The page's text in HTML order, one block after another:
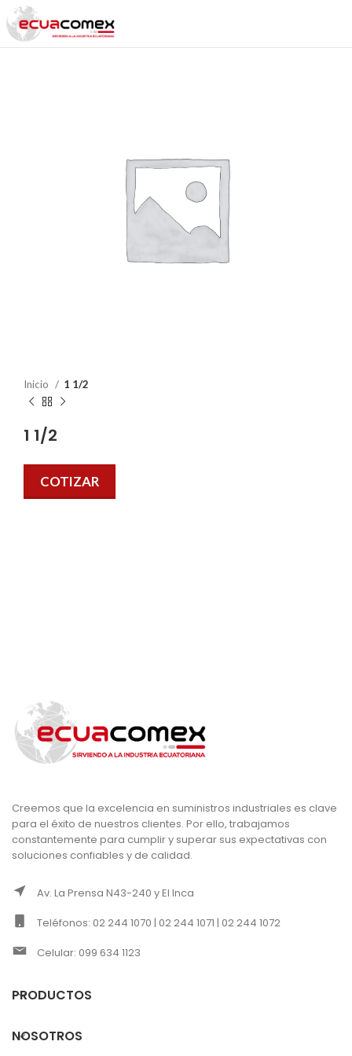
Inicio 1 1/2
1 1/2
COTIZAR
Creemos que la excelencia en suministros industriales es clave
para el éxito de nuestros clientes. Por ello, trabajamos
constantemente para cumplir y superar sus expectativas con
soluciones confiables y de calidad.
Av. La Prensa N43-240 y El Inca
Teléfonos: 02 244 1070 | 02 244 1071 | 02 244 1072
Celular: 099 634 1123
PRODUCTOS
NOSOTROS